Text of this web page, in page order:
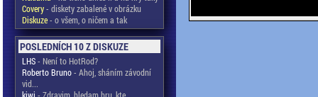
Covery- diskety zabalené v obrázku
Diskuze- o všem, o ničem a tak
POSLEDNÍCH 10 Z DISKUZE
LHS- Není to HotRod?
Roberto Bruno- Ahoj, sháním závodní
vid...